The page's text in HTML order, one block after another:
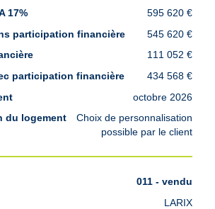
595 620 €
545 620 €
111 052 €
434 568 €
octobre 2026
Choix de personnalisation
possible par le client
011 - vendu
LARIX